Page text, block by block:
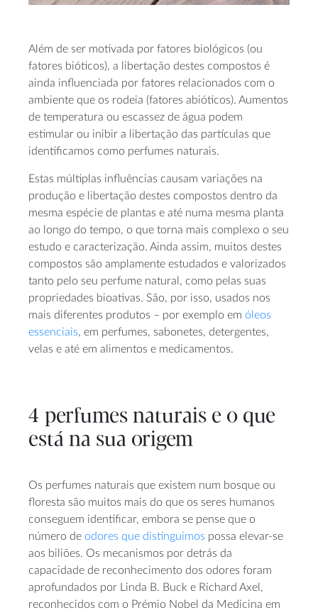
Além de ser motivada por fatores biológicos (ou
fatores bióticos), a libertação destes compostos é
ainda influenciada por fatores relacionados com o
ambiente que os rodeia (fatores abióticos). Aumentos
de temperatura ou escassez de água podem
estimular ou inibir a libertação das partículas que
identificamos como perfumes naturais.
Estas múltiplas influências causam variações na
produção e libertação destes compostos dentro da
mesma espécie de plantas e até numa mesma planta
ao longo do tempo, o que torna mais complexo o seu
estudo e caracterização. Ainda assim, muitos destes
compostos são amplamente estudados e valorizados
tanto pelo seu perfume natural, como pelas suas
propriedades bioativas. São, por isso, usados nos
mais diferentes produtos – por exemplo em óleos
essenciais, em perfumes, sabonetes, detergentes,
velas e até em alimentos e medicamentos.
4 perfumes naturais e o que
está na sua origem
Os perfumes naturais que existem num bosque ou
floresta são muitos mais do que os seres humanos
conseguem identificar, embora se pense que o
número de odores que distinguimos possa elevar-se
aos biliões. Os mecanismos por detrás da
capacidade de reconhecimento dos odores foram
aprofundados por Linda B. Buck e Richard Axel,
reconhecidos com o Prémio Nobel da Medicina em